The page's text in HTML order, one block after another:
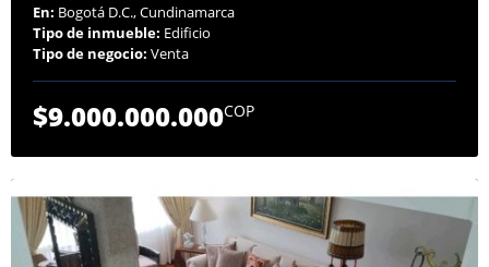
En: Bogotá D.C., Cundinamarca
Tipo de inmueble: Edificio
Tipo de negocio: Venta
$9.000.000.000COP